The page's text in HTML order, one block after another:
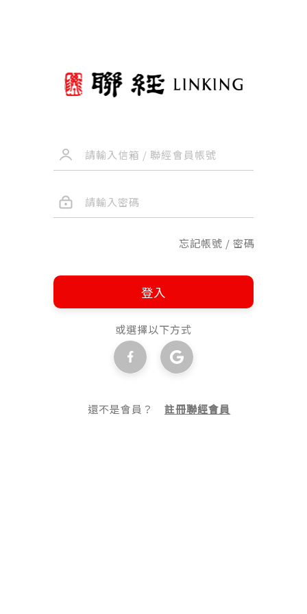
忘記帳號 / 密碼
登入
或選擇以下方式
還不是會員？註冊聯經會員